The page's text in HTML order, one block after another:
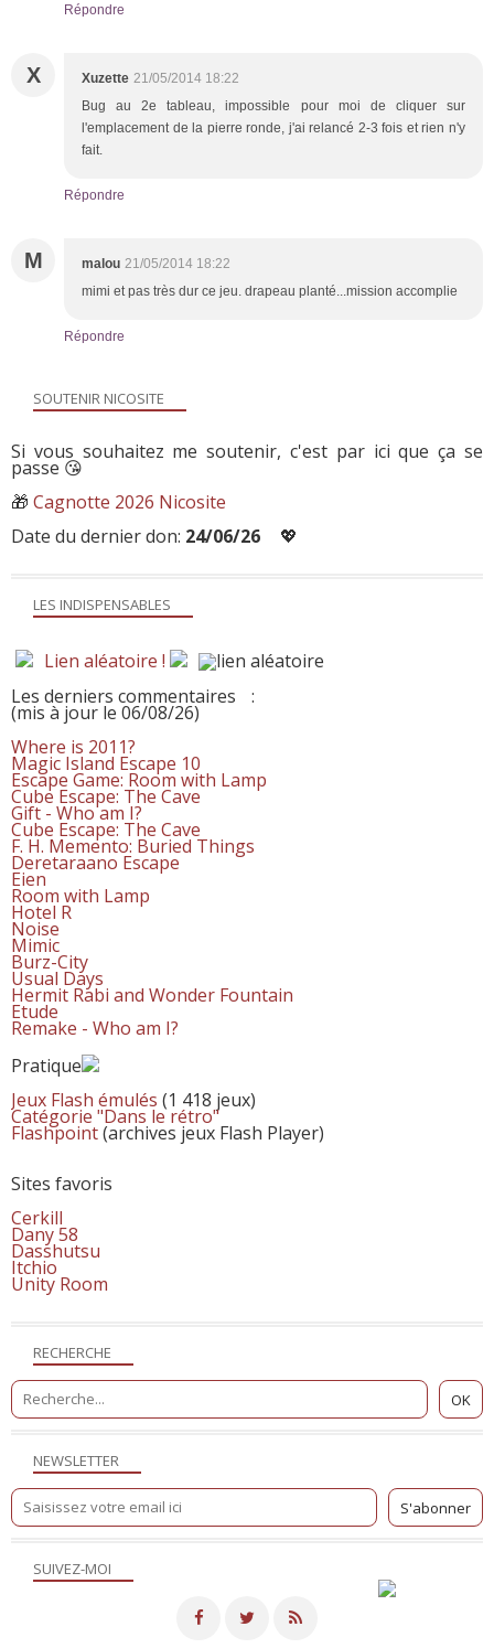
Répondre
X Xuzette 21/05/2014 18:22
Bug au 2e tableau, impossible pour moi de cliquer sur
l'emplacement de la pierre ronde, j'ai relancé 2-3 fois et rien n'y
fait.
Répondre
M malou 21/05/2014 18:22
mimi et pas très dur ce jeu. drapeau planté...mission accomplie
Répondre
NEWSLETTER
SUIVEZ-MOI
RECHERCHE
LES INDISPENSABLES
Lien aléatoire !
Les derniers commentaires
:
(mis à jour le 06/08/26)
Where is 2011?
Magic Island Escape 10
Escape Game: Room with Lamp
Cube Escape: The Cave
Gift - Who am I?
Cube Escape: The Cave
F. H. Memento: Buried Things
Deretaraano Escape
Eien
Room with Lamp
Hotel R
Noise
Mimic
Burz-City
Usual Days
Hermit Rabi and Wonder Fountain
Etude
Remake - Who am I?
Pratique
Jeux Flash émulés (1 418 jeux)
Catégorie "Dans le rétro"
Flashpoint(archives jeux Flash Player)
Sites favoris
Cerkill
Dany 58
Dasshutsu
Itchio
Unity Room
SOUTENIR NICOSITE
Si vous souhaitez me soutenir, c'est par ici que ça se
passe 😘
🎁 Cagnotte 2026 Nicosite
Date du dernier don: 24/06/26 💖